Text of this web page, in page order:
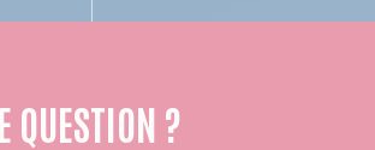
QUESTION ?